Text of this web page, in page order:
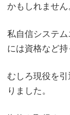
かもしれません
私自信システ
には資格など持
むしろ現役を
りました。